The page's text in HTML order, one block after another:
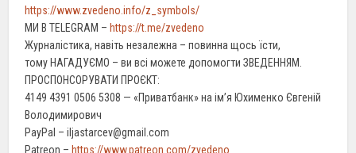
https://www.zvedeno.info/z_symbols/
МИ В TELEGRAM – https://t.me/zvedeno
Журналістика, навіть незалежна – повинна щось їсти,
тому НАГАДУЄМО – ви всі можете допомогти ЗВЕДЕННЯМ.
ПРОСПОНСОРУВАТИ ПРОЄКТ:
4149 4391 0506 5308 — «Приватбанк» на ім’я Юхименко Євгеній
Володимирович
PayPal – iljastarcev@gmail.com
Patreon – https://www.patreon.com/zvedeno